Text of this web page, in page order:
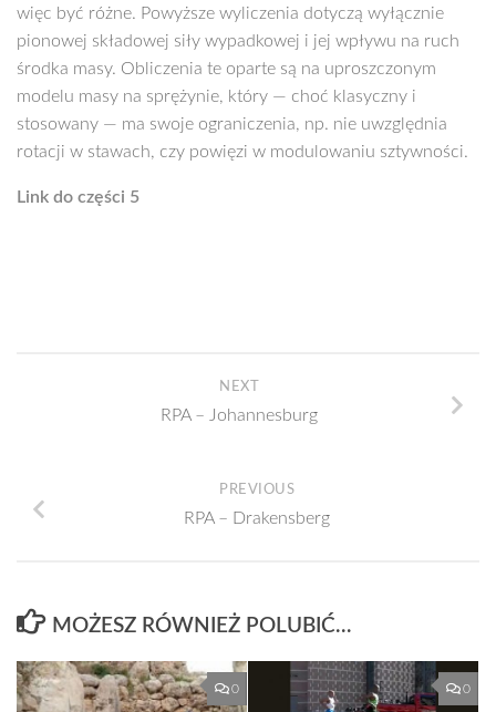
więc być różne. Powyższe wyliczenia dotyczą wyłącznie
pionowej składowej siły wypadkowej i jej wpływu na ruch
środka masy. Obliczenia te oparte są na uproszczonym
modelu masy na sprężynie, który — choć klasyczny i
stosowany — ma swoje ograniczenia, np. nie uwzględnia
rotacji w stawach, czy powięzi w modulowaniu sztywności.
Link do części 5
NEXT
RPA – Johannesburg
PREVIOUS
RPA – Drakensberg
MOŻESZ RÓWNIEŻ POLUBIĆ…
0 0